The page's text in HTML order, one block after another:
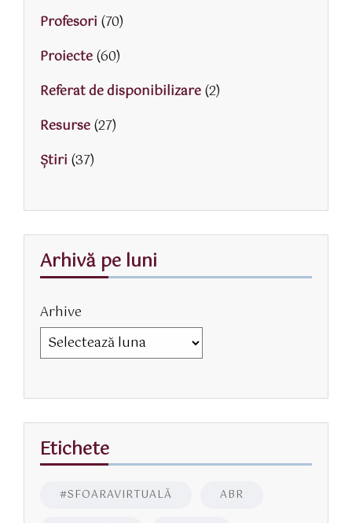
Profesori (70)
Proiecte(60)
Referat de disponibilizare(2)
Resurse(27)
Știri (37)
Arhivă pe luni
Arhive
Etichete
#SFOARAVIRTUALĂ ABR